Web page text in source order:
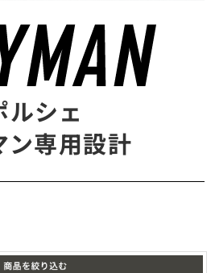
ルシェ
ン専用設計